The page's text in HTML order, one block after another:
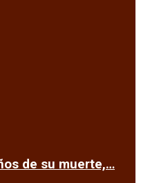
de su muerte,…